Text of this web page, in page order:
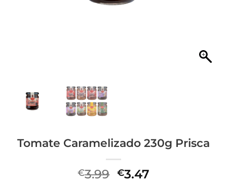
Tomate Caramelizado 230g Prisca
€3.99 O
€3.47O